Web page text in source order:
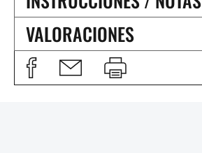
VALORACIONES